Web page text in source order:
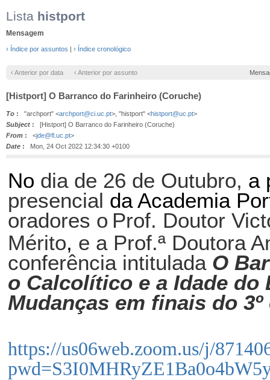
Lista histport
Mensagem
› Índice por assuntos | › Índice cronológico
‹ Anterior por data ‹ Anterior por assunto
[Histport] O Barranco do Farinheiro (Coruche)
To : "archport" <archport@ci.uc.pt>, "histport" <histport@uc.pt>
Subject : [Histport] O Barranco do Farinheiro (Coruche)
From : <jde@fl.uc.pt>
Date : Mon, 24 Oct 2022 12:34:30 +0100
No dia de 26 de Outubro, a
presencial da Academia
oradores o Prof. Doutor
Mérito, e a Prof.ª Doutora
conferência intitulada O
o Calcolítico e a Idade
Mudanças em finais do
https://us06web.zoom.us/j/